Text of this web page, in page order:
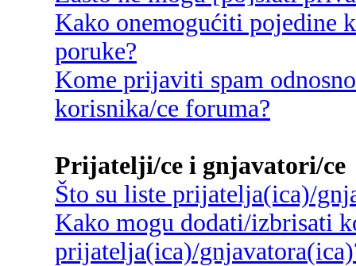
Kako onemogućiti pojedine
poruke?
Kome prijaviti spam
korisnika/ce foruma?
Prijatelji/ce i gnjavatori/ce
Što su liste prijatelja(ica)/
Kako mogu dodati/izbrisati
prijatelja(ica)/